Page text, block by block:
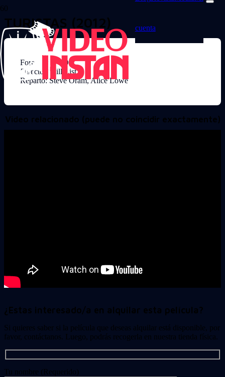
cuenta
TURISTAS (2012)
Formato: DVD
Director: Kill List
Reparto: Steve Oram, Alice Lowe
Video relacionado (puede no coincidir exactamente)
¿Estas interesado/a en alquilar esta película?
Si quieres saber si la película que deseas alquilar está disponible, por
favor, contáctanos. Luego, podrás recogerla en nuestra tienda física.
Tu nombre (Requerido)